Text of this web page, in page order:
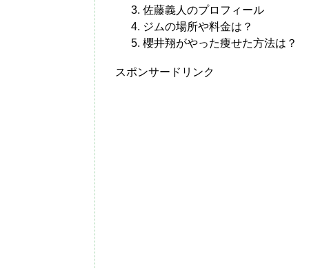
佐藤義人のプロフィール
ジムの場所や料金は？
櫻井翔がやった痩せた方法は？
スポンサードリンク